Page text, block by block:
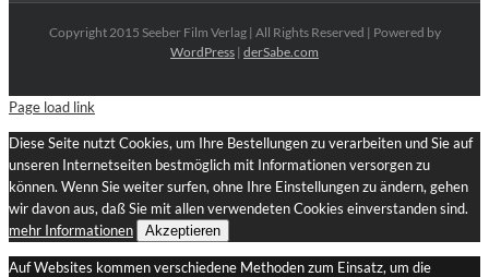
Copyright 2015 Seeber Film Verlag | All Rights Reserved | Powered by
WordPress | derSabe.com
Page load link
Diese Seite nutzt Cookies, um Ihre Bestellungen zu verarbeiten und Sie auf
unseren Internetseiten bestmöglich mit Informationen versorgen zu
können. Wenn Sie weiter surfen, ohne Ihre Einstellungen zu ändern, gehen
wir davon aus, daß Sie mit allen verwendeten Cookies einverstanden sind.
mehr Informationen
Akzeptieren
Auf Websites kommen verschiedene Methoden zum Einsatz, um die